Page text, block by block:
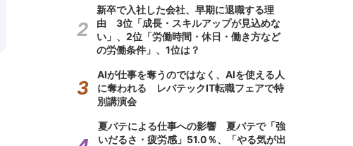
新卒で入社した会社、早期に退職する理
由 3位「成長・スキルアップが見込めな
い」、2位「労働時間・休日・働き方など
の労働条件」、1位は？
AIが仕事を奪うのではなく、AIを使える人
に奪われる レバテックIT転職フェアで特
別講演会
夏バテによる仕事への影響 夏バテで「強
いだるさ・疲労感」51.0％、「やる気が出